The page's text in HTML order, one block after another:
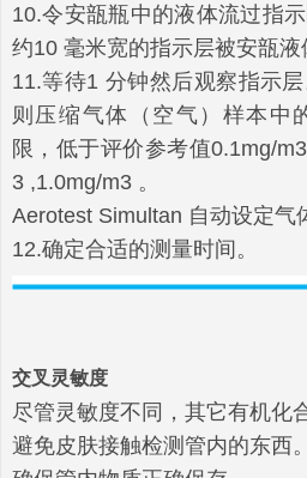
10.令安瓿瓶中的液体流过指
约10 毫米宽的指示层被安瓿液
11.等待1 分钟然后观察指示
则压缩气体（空气）样本中
限，低于评价参考值0.1mg/
3 ,1.0mg/m3 。
Aerotest Simultan 自动设定气
12.确定合适的测量时间。
交叉灵敏度
尽管灵敏度不同，其它有机化
避免皮肤接触检测管内的东西。